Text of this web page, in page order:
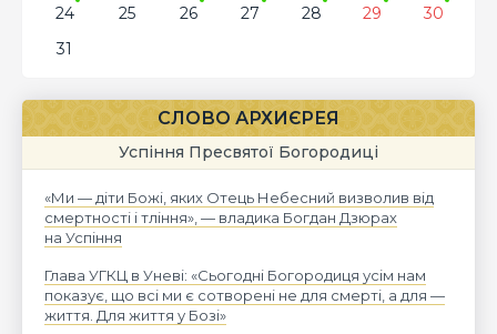
24
25 26 27 28 29
30
31
СЛОВО АРХИЄРЕЯ
Успіння Пресвятої Богородиці
«Ми — діти Божі, яких Отець Небесний визволив від
смертності і тління», — владика Богдан Дзюрах
на Успіння
Глава УГКЦ в Уневі: «Сьогодні Богородиця усім нам
показує, що всі ми є сотворені не для смерті, а для —
життя. Для життя у Бозі»